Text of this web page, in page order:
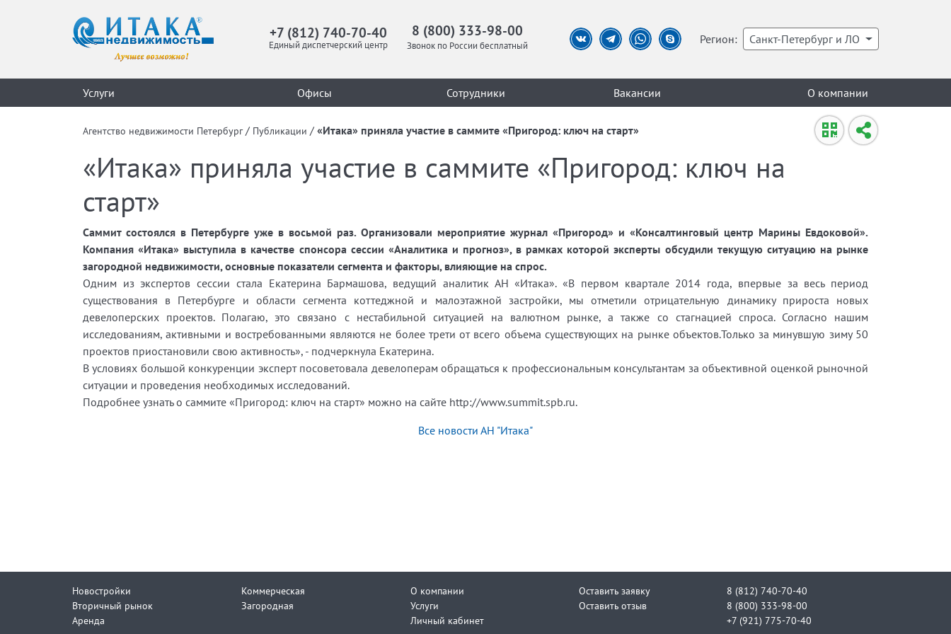
+7 (812) 740-70-40
Единый диспетчерский центр
8 (800) 333-98-00
Звонок по России бесплатный Регион: Санкт-Петербург и ЛО
Услуги Офисы Сотрудники Вакансии О компании
Агентство недвижимости Петербург / Публикации / «Итака» приняла участие в саммите «Пригород: ключ на старт»
«Итака» приняла участие в саммите «Пригород: ключ на
старт»
Саммит состоялся в Петербурге уже в восьмой раз. Организовали мероприятие журнал «Пригород» и «Консалтинговый центр Марины Евдоковой».
Компания «Итака» выступила в качестве спонсора сессии «Аналитика и прогноз», в рамках которой эксперты обсудили текущую ситуацию на рынке
загородной недвижимости, основные показатели сегмента и факторы, влияющие на спрос.
Одним из экспертов сессии стала Екатерина Бармашова, ведущий аналитик АН «Итака». «В первом квартале 2014 года, впервые за весь период
существования в Петербурге и области сегмента коттеджной и малоэтажной застройки, мы отметили отрицательную динамику прироста новых
девелоперских проектов. Полагаю, это связано с нестабильной ситуацией на валютном рынке, а также со стагнацией спроса. Согласно нашим
исследованиям, активными и востребованными являются не более трети от всего объема существующих на рынке объектов.Только за минувшую зиму 50
проектов приостановили свою активность», - подчеркнула Екатерина.
В условиях большой конкуренции эксперт посоветовала девелоперам обращаться к профессиональным консультантам за объективной оценкой рыночной
ситуации и проведения необходимых исследований.
Подробнее узнать о саммите «Пригород: ключ на старт» можно на сайте http://www.summit.spb.ru.
Все новости АН "Итака"
Новостройки
Вторичный рынок
Аренда
Коммерческая
Загородная
О компании
Услуги
Личный кабинет
Оставить заявку
Оставить отзыв
8 (812) 740-70-40
8 (800) 333-98-00
+7 (921) 775-70-40